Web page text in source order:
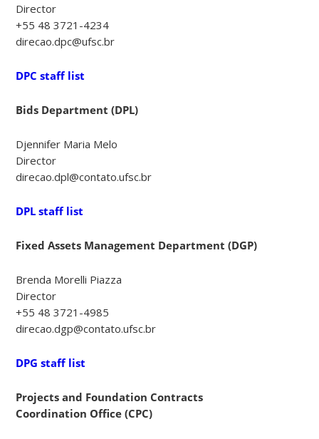
Director
+55 48 3721-4234
direcao.dpc@ufsc.br
DPC staff list
Bids Department(DPL)
Djennifer Maria Melo
Director
direcao.dpl@contato.ufsc.br
DPL staff list
Fixed Assets Management Department(DGP)
Brenda Morelli Piazza
Director
+55 48 3721-4985
direcao.dgp@contato.ufsc.br
DPG staff list
Projects and Foundation Contracts
Coordination Office (CPC)